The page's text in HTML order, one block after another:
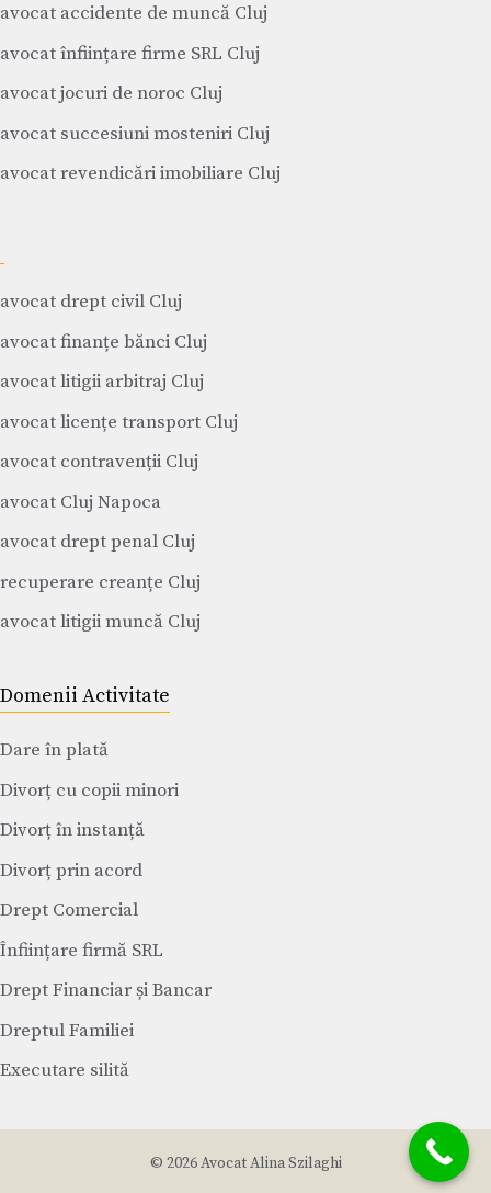
avocat accidente de muncă Cluj
avocat înființare firme SRL Cluj
avocat jocuri de noroc Cluj
avocat succesiuni mosteniri Cluj
avocat revendicări imobiliare Cluj
avocat drept civil Cluj
avocat finanțe bănci Cluj
avocat litigii arbitraj Cluj
avocat licențe transport Cluj
avocat contravenții Cluj
avocat Cluj Napoca
avocat drept penal Cluj
recuperare creanțe Cluj
avocat litigii muncă Cluj
Domenii Activitate
Dare în plată
Divorț cu copii minori
Divorț în instanță
Divorț prin acord
Drept Comercial
Înființare firmă SRL
Drept Financiar și Bancar
Dreptul Familiei
Executare silită
© 2026 Avocat Alina Szilaghi